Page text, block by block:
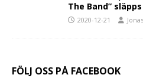
The Band”
2020-12-21
FÖLJ OSS PÅ FACEBOOK